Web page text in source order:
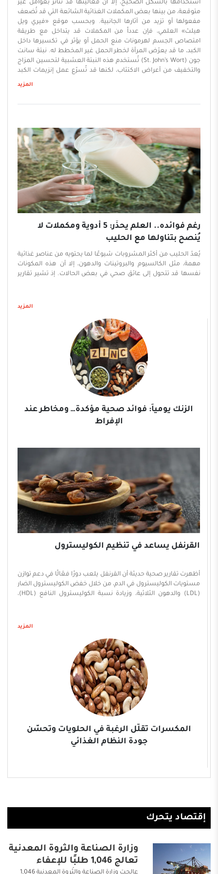
استخدامها بالشكل الصحيح، إلا أن فعاليتها قد تتأثر بعوامل غير
متوقعة، من بينها بعض المكملات الغذائية الشائعة التي قد تُضعف
مفعولها أو تزيد من آثارها الجانبية. وبحسب موقع «فيري ويل
هيلث» العلمي، فإن عدداً من المكملات قد يتداخل مع طريقة
امتصاص الجسم لهرمونات منع الحمل أو يؤثر في تكسيرها داخل
الكبد، ما قد يعرّض المرأة لخطر الحمل غير المخطط له. نبتة سانت
جون (St. John’s Wort) تُستخدم هذه النبتة العشبية لتحسين المزاج
والتخفيف من أعراض الاكتئاب، لكنها قد تُسرّع عمل إنزيمات الكبد
المزيد
رغم فوائده.. العلم يحذّر: 5 أدوية ومكملات لا
يُنصح بتناولها مع الحليب
يُعدّ الحليب من أكثر المشروبات شيوعًا لما يحتويه من عناصر غذائية
مهمة، مثل الكالسيوم والبروتينات والدهون، إلا أن هذه المكونات
نفسها قد تتحول إلى عائق صحي في بعض الحالات. إذ تشير تقارير
يقلل من فعاليتها أو يضعف استفادة الجسم منها. ويحذّر الأطباء
بأمراض مزمنة أو الذين يعانون من نقص غذائي، مؤكدين ضرورة
الانتباه لطريقة وتوقيت تناول الأدوية والمكملات. وفيما يلي أبرز
خمسة أدوية ومكملات يُفضّل عدم تناولها مع ...
المزيد
الزنك يومياً: فوائد صحية مؤكدة… ومخاطر عند
الإفراط
القرنفل يساعد في تنظيم الكوليسترول
أظهرت تقارير صحية حديثة أن القرنفل يلعب دورًا فعّالًا في دعم توازن
مستويات الكوليسترول في الدم، من خلال خفض الكوليسترول الضار
(LDL) والدهون الثلاثية، وزيادة نسبة الكوليسترول النافع (HDL)،
من التصلب. ويُعد القرنفل (Syzygium aromaticum) من التوابل ذات
وحفظ الأغذية، فيما تشير الدراسات الحديثة إلى امتلاكه خصائص
مضادة للأكسدة والالتهابات والميكروبات تتفوق على العديد من
النباتات الأخرى، إضافة إلى تطبيقات واعدة في المجالات الدوائية
والتجميلية والزراعية. ويؤكد مختصون أن إدخال القرنفل ضمن النظام
المزيد
المكسرات تقلّل الرغبة في الحلويات وتحسّن
جودة النظام الغذائي
إقتصاد يتحرك
وزارة الصناعة والثروة المعدنية
تعالج 1,046 طلبًا للإعفاء
عالجت وزارة الصناعة والثروة المعدنية 1,046